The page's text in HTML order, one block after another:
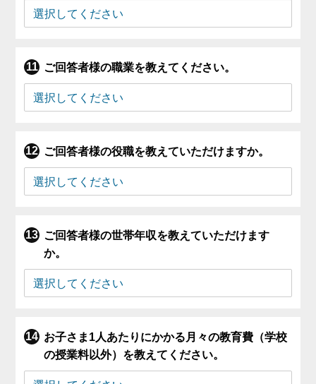
ご回答者様の職業を教えてください。
ご回答者様の役職を教えていただけますか。
ご回答者様の世帯年収を教えていただけます
か。
お子さま1人あたりにかかる月々の教育費（学校
の授業料以外）を教えてください。